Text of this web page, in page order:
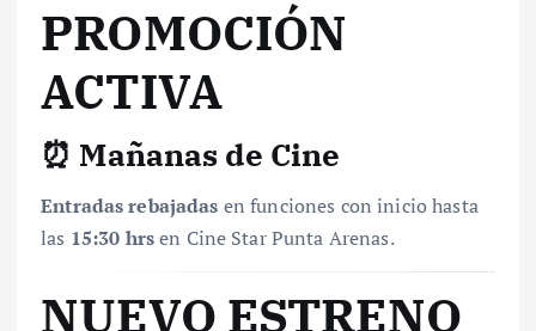
PROMOCIÓN
ACTIVA
⏰ Mañanas de Cine
Entradas rebajadas en funciones con inicio hasta
las 15:30 hrsen Cine Star Punta Arenas.
NUEVO ESTRENO